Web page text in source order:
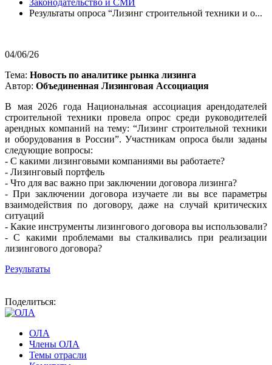
Результаты опроса “Лизинг строительной техники и о...
04/06/26
Тема: Новость по аналитике рынка лизинга
Автор: Объединенная Лизинговая Ассоциация
В мая 2026 года Национальная ассоциация арендодателей
строительной техники провела опрос среди руководителей
арендных компаний на тему: “Лизинг строительной техники
и оборудования в России”. Участникам опроса были заданы
следующие вопросы:
- С какими лизинговыми компаниями вы работаете?
- Лизинговый портфель
- Что для вас важно при заключении договора лизинга?
- При заключении договора изучаете ли вы все параметры
взаимодействия по договору, даже на случай критических
ситуаций
- Какие инструменты лизингового договора вы использовали?
- С какими проблемами вы сталкивались при реализации
лизингового договора?
Результаты
Поделиться:
ОЛА
Члены ОЛА
Темы отрасли